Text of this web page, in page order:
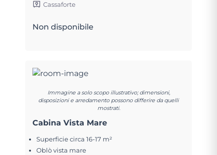
Cassaforte
Non disponibile
Immagine a solo scopo illustrativo; dimensioni,
disposizioni e arredamento possono differire da quelli
mostrati.
Cabina Vista Mare
Superficie circa 16-17 m²
Oblò vista mare